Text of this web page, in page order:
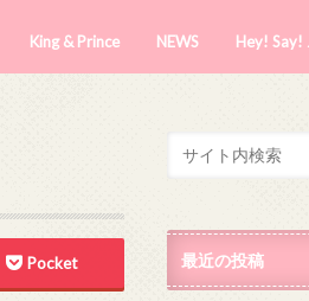
King & Prince NEWS Hey! Say!
Pocket 最近の投稿